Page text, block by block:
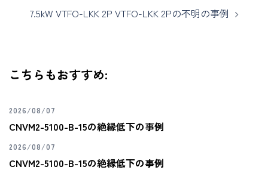
7.5kW VTFO-LKK 2P VTFO-LKK 2Pの不明の事例
こちらもおすすめ:
2026/08/07
CNVM2-5100-B-15の絶縁低下の事例
2026/08/07
CNVM2-5100-B-15の絶縁低下の事例